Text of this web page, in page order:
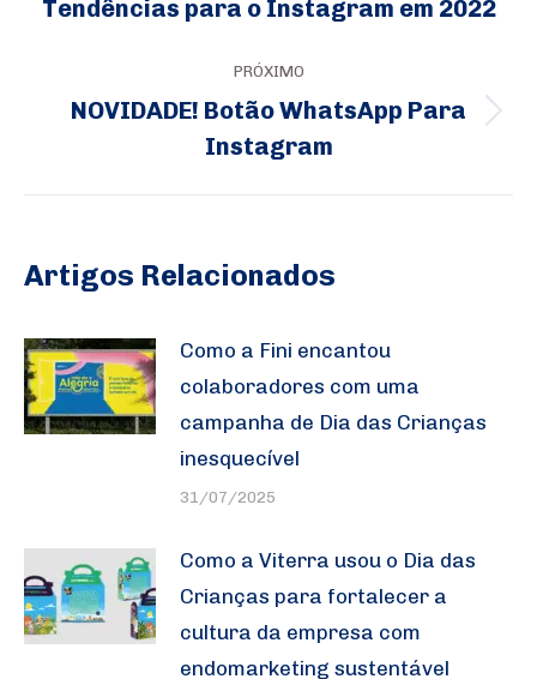
Post
Tendências para o Instagram em 2022
PRÓXIMO
post:
NOVIDADE! Botão WhatsApp Para
Instagram
Artigos Relacionados
Como a Fini encantou
colaboradores com uma
campanha de Dia das Crianças
inesquecível
31/07/2025
Como a Viterra usou o Dia das
Crianças para fortalecer a
cultura da empresa com
endomarketing sustentável